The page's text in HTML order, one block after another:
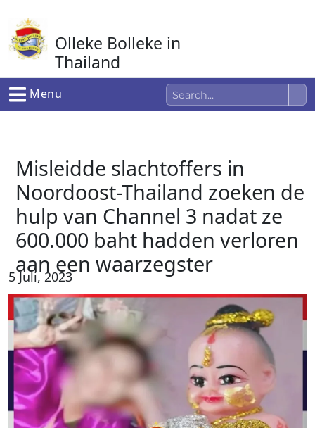
naar
de
inhoud
Olleke Bolleke in
Thailand
In Thailand
Menu
Misleidde slachtoffers in
Noordoost-Thailand zoeken de
hulp van Channel 3 nadat ze
600.000 baht hadden verloren
aan een waarzegster
5 Juli, 2023